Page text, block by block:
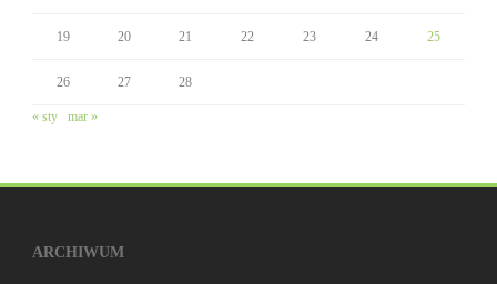
19 20 21 22 23 24 25
26 27 28
« sty mar »
ARCHIWUM